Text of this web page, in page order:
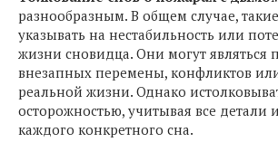
разнообразным. В общем случае,
указывать на нестабильность или
жизни сновидца. Они могут являться
внезапных перемены, конфликтов
реальной жизни. Однако
осторожностью, учитывая все детали и
каждого конкретного сна.